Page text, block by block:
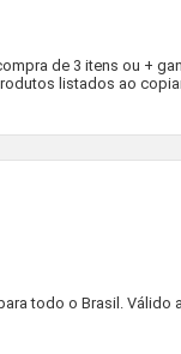
de 3 itens ou +
listados ao
todo o Brasil. Válido